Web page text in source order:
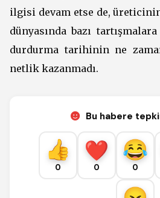
ilgisi devam etse de,
dünyasında bazı
durdurma tarihinin ne
netlik kazanmadı.
Bu habere
0 0 0